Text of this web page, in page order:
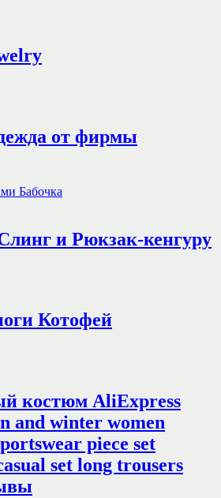
от фирмы
и Рюкзак-кенгуру
Котофей
костюм AliExpress
and winter women
piece set
set long trousers